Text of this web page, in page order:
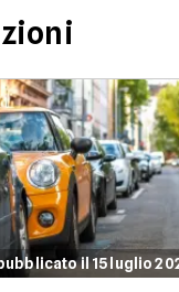
il 15 luglio